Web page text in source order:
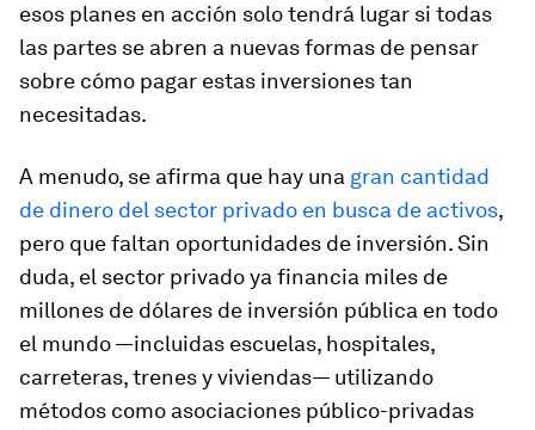
esos planes en acción solo tendrá lugar si todas
las partes se abren a nuevas formas de pensar
sobre cómo pagar estas inversiones tan
necesitadas.
A menudo, se afirma que hay una gran cantidad
de dinero del sector privado en busca de activos,
pero que faltan oportunidades de inversión. Sin
duda, el sector privado ya financia miles de
millones de dólares de inversión pública en todo
el mundo —incluidas escuelas, hospitales,
carreteras, trenes y viviendas— utilizando
métodos como asociaciones público-privadas